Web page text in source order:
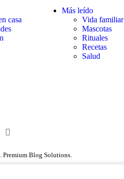
casa
Más leído
Vida familiar
Mascotas
Rituales
Recetas
Salud
. Premium Blog Solutions.